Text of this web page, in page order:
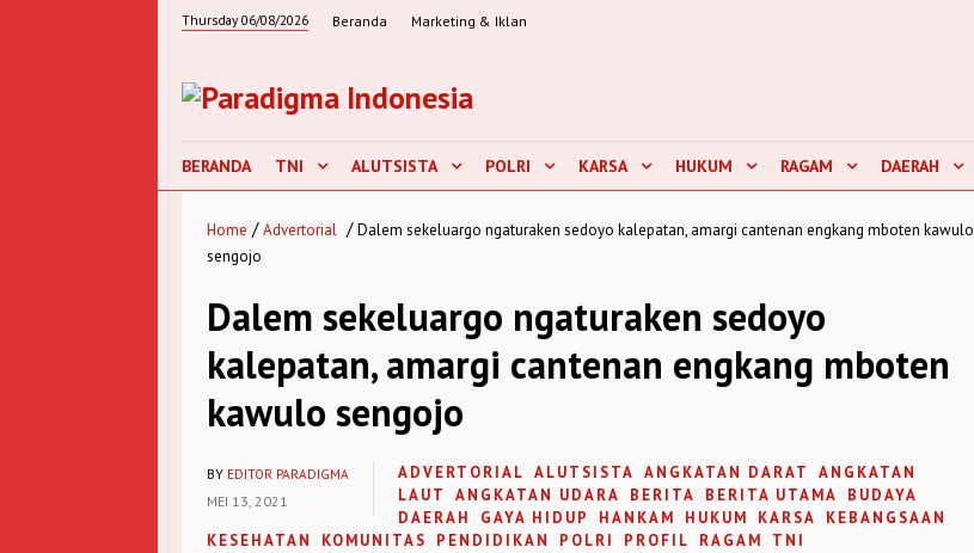
Thursday 06/08/2026 Beranda Marketing & Iklan
BERANDA TNI ALUTSISTA POLRI KARSA HUKUM RAGAM DAERAH
Home / Advertorial / Dalem sekeluargo ngaturaken sedoyo kalepatan, amargi cantenan engkang mboten kawulo
sengojo
Dalem sekeluargo ngaturaken sedoyo
kalepatan, amargi cantenan engkang mboten
kawulo sengojo
BY EDITOR PARADIGMA
MEI 13, 2021
ADVERTORIAL ALUTSISTA ANGKATAN DARAT
ANGKATAN
LAUT
ANGKATAN UDARA BERITA BERITA UTAMA
BUDAYA
DAERAH
GAYA HIDUP HANKAM HUKUM KARSA
KEBANGSAAN
KESEHATAN
KOMUNITAS PENDIDIKAN POLRI PROFIL RAGAM TNI